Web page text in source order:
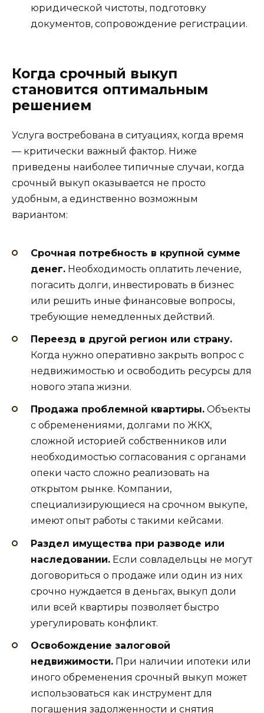
юридической чистоты, подготовку
документов, сопровождение регистрации.
Когда срочный выкуп
становится оптимальным
решением
Услуга востребована в ситуациях, когда время
— критически важный фактор. Ниже
приведены наиболее типичные случаи, когда
срочный выкуп оказывается не просто
удобным, а единственно возможным
вариантом:
Срочная потребность в крупной сумме
денег. Необходимость оплатить лечение,
погасить долги, инвестировать в бизнес
или решить иные финансовые вопросы,
требующие немедленных действий.
Переезд в другой регион или страну.
Когда нужно оперативно закрыть вопрос с
недвижимостью и освободить ресурсы для
нового этапа жизни.
Продажа проблемной квартиры. Объекты
с обременениями, долгами по ЖКХ,
сложной историей собственников или
необходимостью согласования с органами
опеки часто сложно реализовать на
открытом рынке. Компании,
специализирующиеся на срочном выкупе,
имеют опыт работы с такими кейсами.
Раздел имущества при разводе или
наследовании. Если совладельцы не могут
договориться о продаже или один из них
срочно нуждается в деньгах, выкуп доли
или всей квартиры позволяет быстро
урегулировать конфликт.
Освобождение залоговой
недвижимости. При наличии ипотеки или
иного обременения срочный выкуп может
использоваться как инструмент для
погашения задолженности и снятия